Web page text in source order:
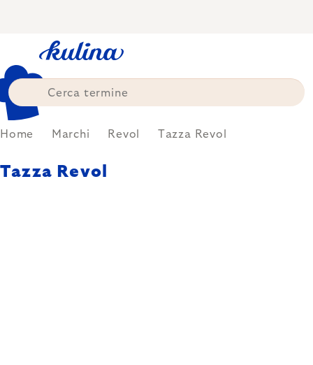
Home Marchi Revol Tazza Revol
Tazza Revol